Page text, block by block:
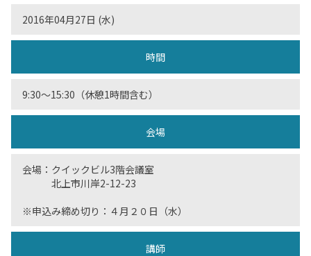
2016年04月27日 (水)
時間
9:30～15:30（休憩1時間含む）
会場
会場：クイックビル3階会議室
北上市川岸2-12-23
※申込み締め切り：４月２０日（水）
講師